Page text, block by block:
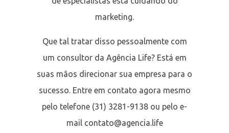
marketing.
Que tal tratar disso pessoalmente com
um consultor da Agência Life? Está em
suas mãos direcionar sua empresa para o
sucesso. Entre em contato agora mesmo
pelo telefone (31) 3281-9138 ou pelo e-
mail contato@agencia.life